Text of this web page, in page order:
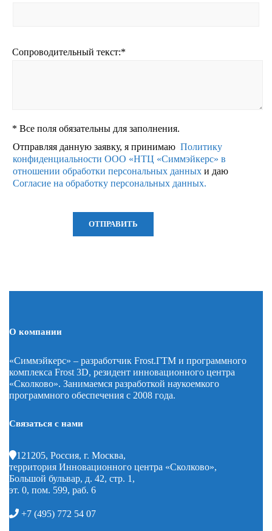
Сопроводительный текст:*
* Все поля обязательны для заполнения.
Отправляя данную заявку, я принимаю Политику
конфиденциальности ООО «НТЦ «Симмэйкерс» в
отношении обработки персональных данных и даю
Согласие на обработку персональных данных.
О компании
«Симмэйкерс» – разработчик Frost.ГТМ и программного
комплекса Frost 3D, резидент инновационного центра
«Сколково». Занимаемся разработкой наукоемкого
программного обеспечения с 2008 года.
Связаться с нами
121205, Россия, г. Москва,
территория Инновационного центра «Сколково»,
Большой бульвар, д. 42, стр. 1,
эт. 0, пом. 599, раб. 6
+7 (495) 772 54 07